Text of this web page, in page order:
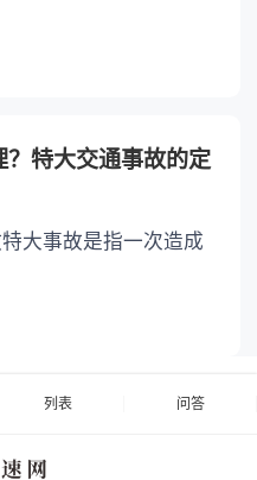
特大交通事故的定
大事故是指一次造成
列表 问答